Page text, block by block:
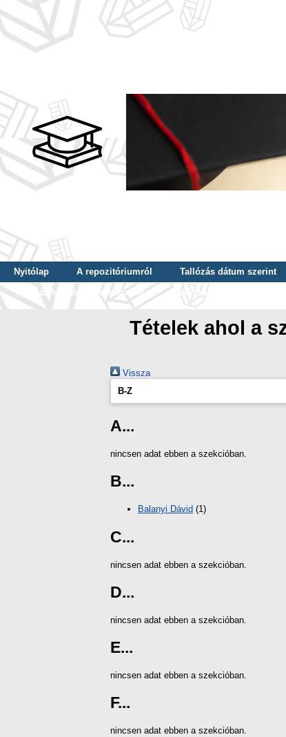
Nyitólap A repozitóriumról Tallózás dátum szerint
Tallózás képzés szintje szerint
Tallózás kulcsszó szerint
Tételek ahol a
Vissza
B-Z
A...
nincsen adat ebben a szekcióban.
B...
Balanyi Dávid (1)
C...
nincsen adat ebben a szekcióban.
D...
nincsen adat ebben a szekcióban.
E...
nincsen adat ebben a szekcióban.
F...
nincsen adat ebben a szekcióban.